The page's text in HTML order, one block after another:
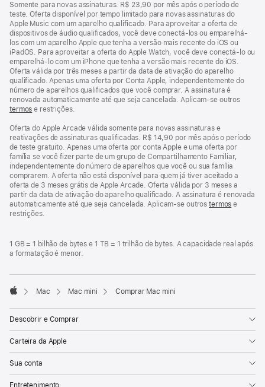
Somente para novas assinaturas. R$ 23,90 por mês após o período de
teste. Oferta disponível por tempo limitado para novas assinaturas do
Apple Music com um aparelho qualificado. Para aproveitar a oferta de
dispositivos de áudio qualificados, você deve conectá-los ou emparelhá-
los com um aparelho Apple que tenha a versão mais recente do iOS ou
iPadOS. Para aproveitar a oferta do Apple Watch, você deve conectá-lo ou
emparelhá-lo com um iPhone que tenha a versão mais recente do iOS.
Oferta válida por três meses a partir da data de ativação do aparelho
qualificado. Apenas uma oferta por Conta Apple, independentemente do
número de aparelhos qualificados que você comprar. A assinatura é
renovada automaticamente até que seja cancelada. Aplicam-se outros
termos e restrições.
Oferta do Apple Arcade válida somente para novas assinaturas e
reativações de assinaturas qualificadas. R$ 14,90 por mês após o período
de teste gratuito. Apenas uma oferta por conta Apple e uma oferta por
família se você fizer parte de um grupo de Compartilhamento Familiar,
independentemente do número de aparelhos que você ou sua família
comprarem. A oferta não está disponível para quem já tiver aceitado a
oferta de 3 meses grátis de Apple Arcade. Oferta válida por 3 meses a
partir da data de ativação do aparelho qualificado. A assinatura é renovada
automaticamente até que seja cancelada. Aplicam-se outrostermos e
restrições.
1 GB = 1 bilhão de bytes e 1 TB = 1 trilhão de bytes. A capacidade real após
a formatação é menor.
Mac Mac mini Comprar Mac mini
Descobrir e Comprar
Carteira da Apple
Sua conta